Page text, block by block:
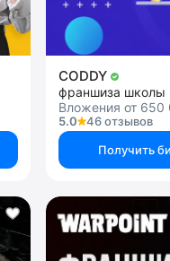
CODDY
Вложения от 650
5.0
46 отзывов
Получить